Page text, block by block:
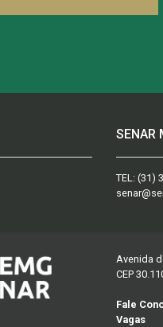
SENAR
TEL: (31)
Avenida
CEP
Fale
Vagas